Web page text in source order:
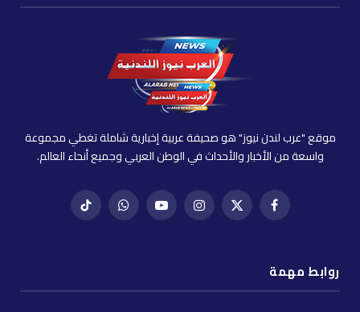
موقع "عرب لندن نيوز" هو صحيفة عربية إخبارية شاملة تغطي مجموعة
واسعة من الأخبار والأحداث في الوطن العربي وجميع أنحاء العالم.
فيسبوكX
إنستغراميوتيوب واتساب تيك
روابط مهمة